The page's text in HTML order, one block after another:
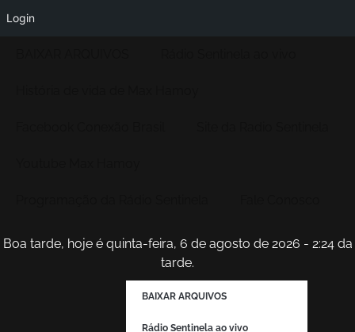
Boa tarde, hoje é quinta-feira, 6 de agosto de 2026 - 2:24 da
tarde.
BAIXAR ARQUIVOS
Rádio Sentinela ao vivo
Login